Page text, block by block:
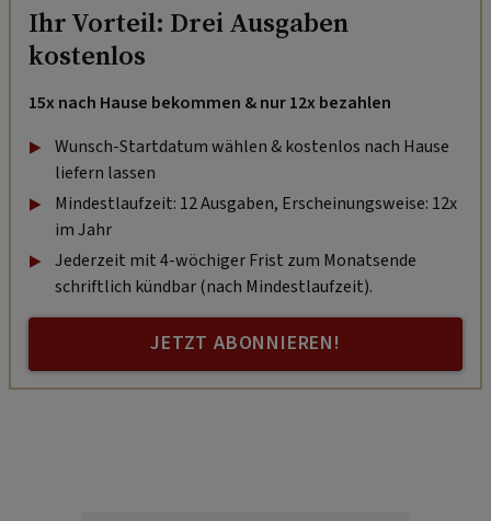
Ihr Vorteil: Drei Ausgaben
kostenlos
15x nach Hause bekommen & nur 12x bezahlen
Wunsch-Startdatum wählen & kostenlos nach Hause
liefern lassen
Mindestlaufzeit: 12 Ausgaben, Erscheinungsweise: 12x
im Jahr
Jederzeit mit 4-wöchiger Frist zum Monatsende
schriftlich kündbar (nach Mindestlaufzeit).
JETZT ABONNIEREN!